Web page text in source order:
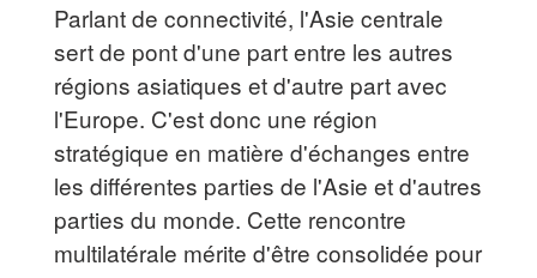
Parlant de connectivité, l'Asie centrale
sert de pont d'une part entre les autres
régions asiatiques et d'autre part avec
l'Europe. C'est donc une région
stratégique en matière d'échanges entre
les différentes parties de l'Asie et d'autres
parties du monde. Cette rencontre
multilatérale mérite d'être consolidée pour